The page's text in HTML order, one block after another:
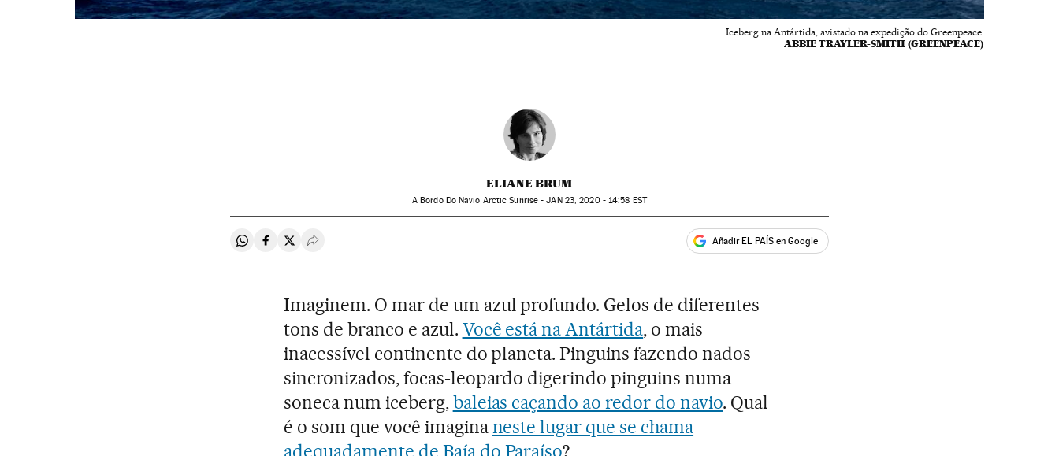
Iceberg na Antártida, avistado na expedição do Greenpeace.
ABBIE TRAYLER-SMITH (GREENPEACE)
ELIANE BRUM
A Bordo Do Navio Arctic Sunrise -JAN 23, 2020 - 14:58 EST
Compartir en Whatsapp
Compartir en Facebook
Compartir en Twitter
Desplegar Redes Sociales Añadir EL PAÍS en Google
Imaginem. O mar de um azul profundo. Gelos de diferentes
tons de branco e azul. Você está na Antártida, o mais
inacessível continente do planeta. Pinguins fazendo nados
sincronizados, focas-leopardo digerindo pinguins numa
soneca num iceberg,baleias caçando ao redor do navio. Qual
é o som que você imaginaneste lugar que se chama